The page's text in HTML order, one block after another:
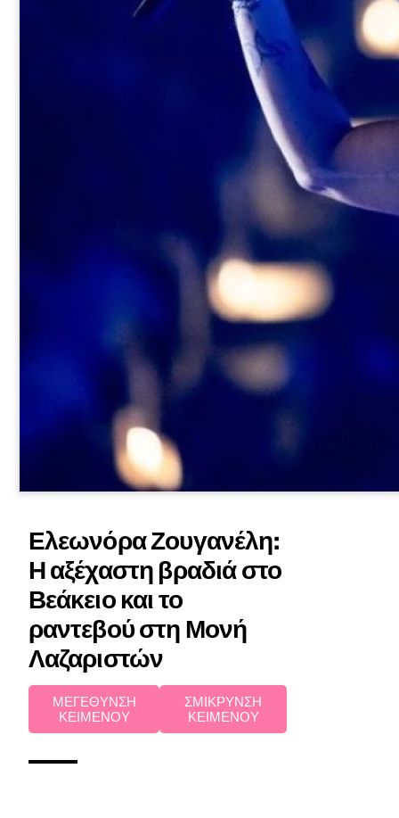
Ελεωνόρα Ζουγανέλη:
Η αξέχαστη βραδιά στο
Βεάκειο και το
ραντεβού στη Μονή
Λαζαριστών
ΜΕΓΕΘΥΝΣΗ
ΚΕΙΜΕΝΟΥ
ΣΜΙΚΡΥΝΣΗ
ΚΕΙΜΕΝΟΥ